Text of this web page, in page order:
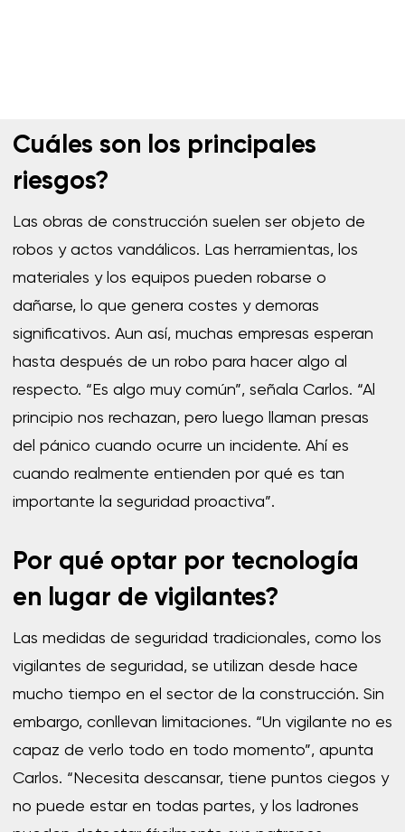
Cuáles son los principales
riesgos?
Las obras de construcción suelen ser objeto de
robos y actos vandálicos. Las herramientas, los
materiales y los equipos pueden robarse o
dañarse, lo que genera costes y demoras
significativos. Aun así, muchas empresas esperan
hasta después de un robo para hacer algo al
respecto. “Es algo muy común”, señala Carlos. “Al
principio nos rechazan, pero luego llaman presas
del pánico cuando ocurre un incidente. Ahí es
cuando realmente entienden por qué es tan
importante la seguridad proactiva”.
Por qué optar por tecnología
en lugar de vigilantes?
Las medidas de seguridad tradicionales, como los
vigilantes de seguridad, se utilizan desde hace
mucho tiempo en el sector de la construcción. Sin
embargo, conllevan limitaciones. “Un vigilante no es
capaz de verlo todo en todo momento”, apunta
Carlos. “Necesita descansar, tiene puntos ciegos y
no puede estar en todas partes, y los ladrones